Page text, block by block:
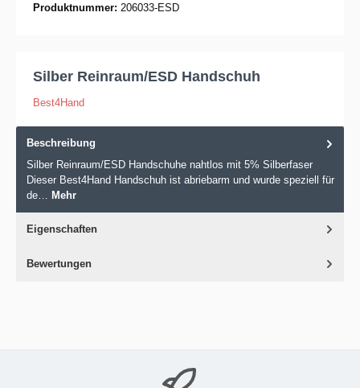
Produktnummer: 206033-ESD
Silber Reinraum/ESD Handschuh
Best4Hand
Beschreibung
Silber Reinraum/ESD Handschuhe nahtlos mit 5% Silberfaser
Dieser Best4Hand Handschuh ist abriebarm und wurde speziell für
de…
Mehr
Eigenschaften
Bewertungen